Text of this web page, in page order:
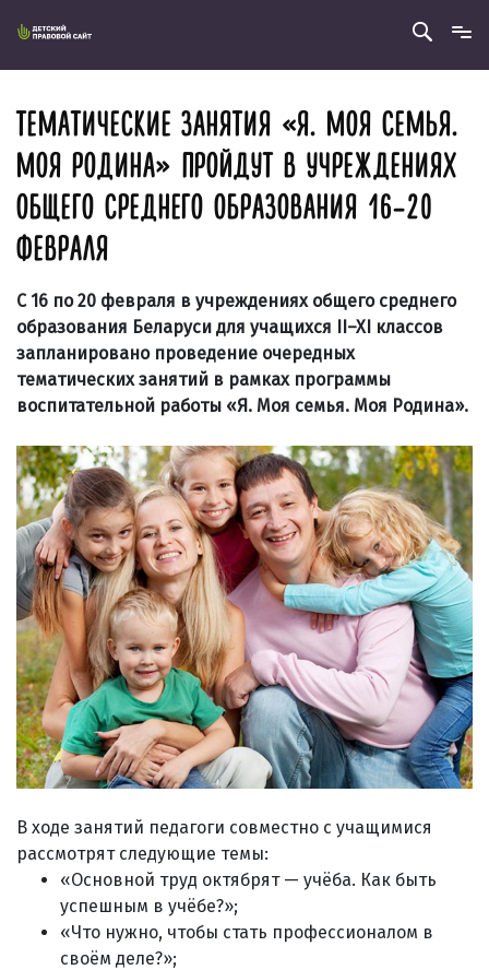
ТЕМАТИЧЕСКИЕ ЗАНЯТИЯ «Я. МОЯ СЕМЬЯ.
МОЯ РОДИНА» ПРОЙДУТ В УЧРЕЖДЕНИЯХ
ОБЩЕГО СРЕДНЕГО ОБРАЗОВАНИЯ 16–20
ФЕВРАЛЯ
С 16 по 20 февраля в учреждениях общего среднего
образования Беларуси для учащихся II–XI классов
запланировано проведение очередных
тематических занятий в рамках программы
воспитательной работы «Я. Моя семья. Моя Родина».
В ходе занятий педагоги совместно с учащимися
рассмотрят следующие темы:
«Основной труд октябрят — учёба. Как быть
успешным в учёбе?»;
«Что нужно, чтобы стать профессионалом в
своём деле?»;